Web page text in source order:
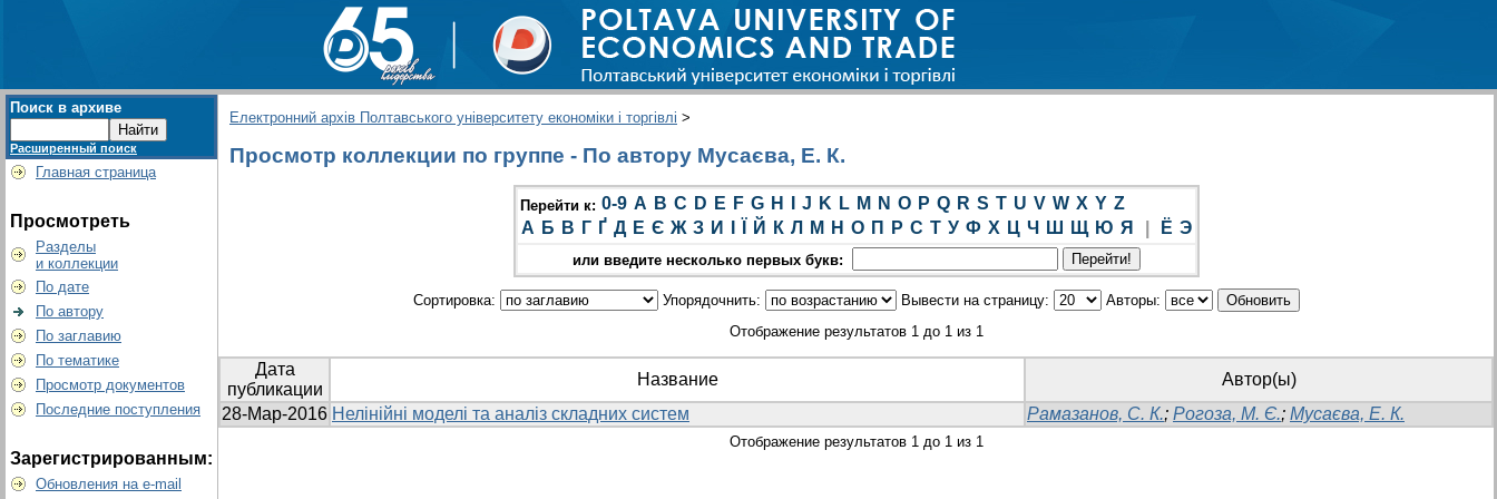
Поиск в архиве
Расширенный поиск
Главная страница
Просмотреть
Разделы
и коллекции
По дате
По автору
По заглавию
По тематике
Просмотр документов
Последние поступления
Зарегистрированным:
Обновления на e-mail
Електронний архів Полтавського університету економіки і торгівлі >
Просмотр коллекции по группе - По автору Мусаєва, Е. К.
Перейти к: 0-9 A B C D E F G H J K L M N O P Q R S T U V W X Y Z
А Б В Г Ґ Д Е Є Ж З И Й К Л М Н О П Р С Т У Ф Х Ц Ч Ш Щ Ю Я Ё Э
или введите несколько первых букв:
Сортировка: Упорядочнить: Вывести на страницу:
Авторы:
Отображение результатов 1 до 1 из 1
Дата
публикации
Название
Автор(ы)
28-Мар-2016 Нелінійні моделі та аналіз складних систем Рамазанов, С. К.; Рогоза, М. Є.; Мусаєва, Е. К.
Отображение результатов 1 до 1 из 1